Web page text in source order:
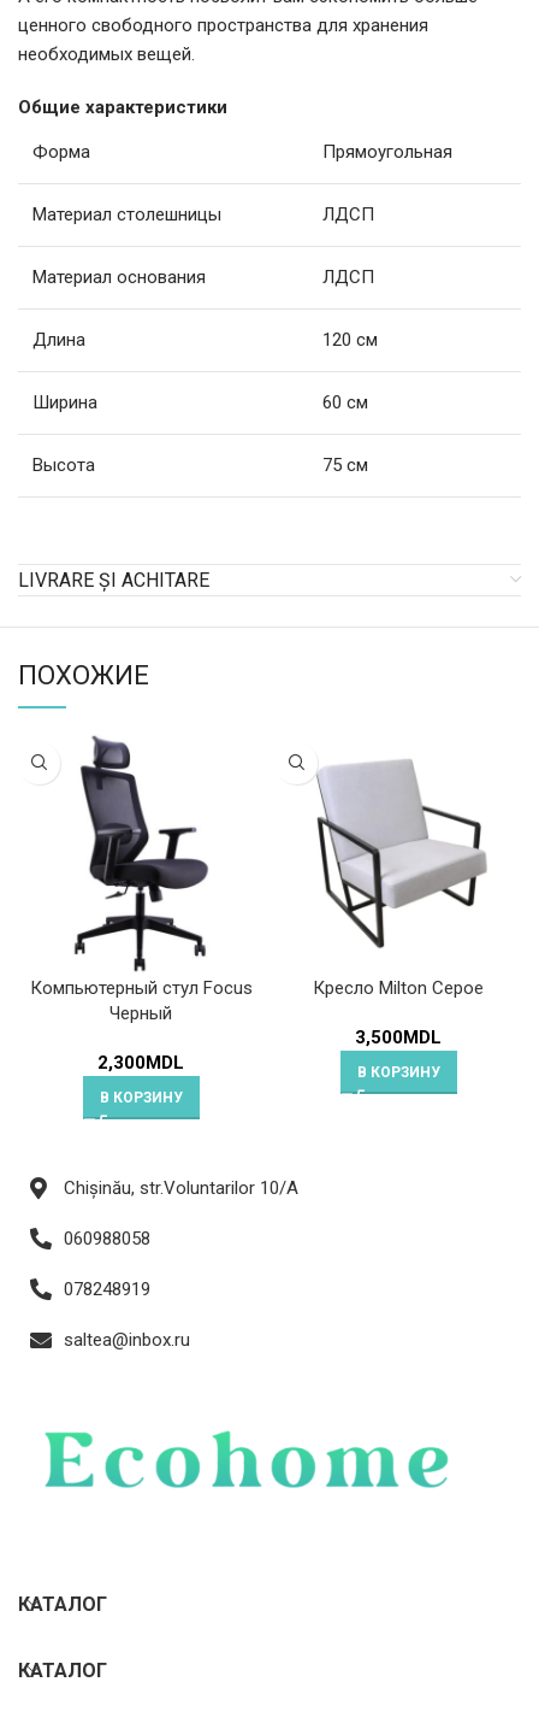
ценного свободного пространства для хранения
необходимых вещей.
Общие характеристики
Форма Прямоугольная
Материал столешницы ЛДСП
Материал основания ЛДСП
Длина 120 см
Ширина 60 см
Высота 75 см
LIVRARE ȘI ACHITARE
ПОХОЖИЕ
Компьютерный стул Focus
Черный
2,300MDL
В КОРЗИНУ
Кресло Milton Серое
3,500MDL
В КОРЗИНУ
Chișinău, str.Voluntarilor 10/A
060988058
078248919
saltea@inbox.ru
КАТАЛОГ
КАТАЛОГ